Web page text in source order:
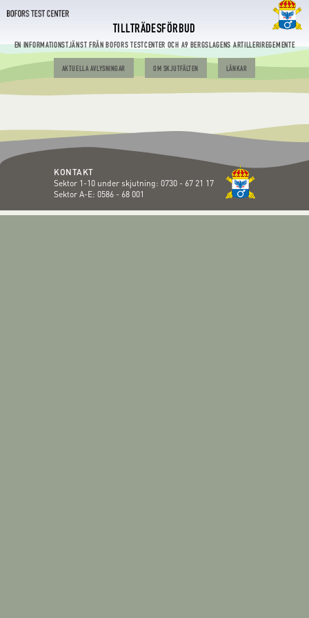
TILLTRÄDESFÖRBUD
EN INFORMATIONSTJÄNST FRÅN BOFORS TESTCENTER OCH A9 BERGSLAGENS ARTILLERIREGEMENTE
AKTUELLA AVLYSNINGAR OM SKJUTFÄLTEN LÄNKAR
KONTAKT
Sektor 1-10 under skjutning: 0730 - 67 21 17
Sektor A-E: 0586 - 68 001